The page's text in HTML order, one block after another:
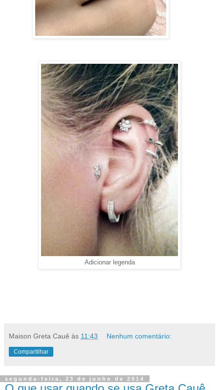
Adicionar legenda
Maison Greta Cauê às 11:43 Nenhum comentário:
Compartilhar
segunda-feira, 23 de junho de 2014